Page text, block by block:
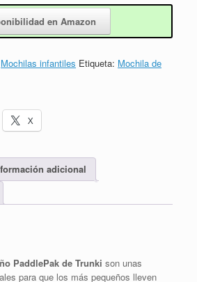
en Amazon
Mochilas infantiles Etiqueta: Mochila de
X
adicional
PaddlePak de Trunki son unas
para que los más pequeños lleven